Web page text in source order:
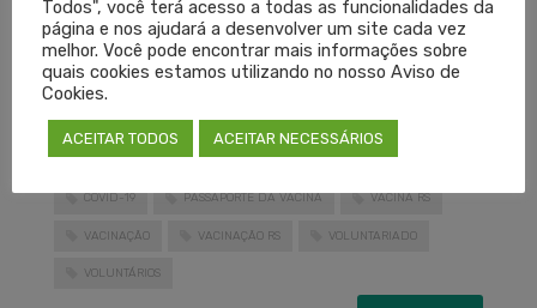
Dr. Carlos Isaia Filho
Presidente do Cremers
CARTEIRA DE VACINAÇÃO COMPROVANTE DE VACINAÇÃO
CONECTE SUS CONECTESUS COVID RS
COVID-19 PASSAPORTE DA VACINA VACINA RS
VACINAÇÃO VACINAÇÃO RS VOLUNTARIADO
VOLUNTÁRIOS
Todos", você terá acesso a todas as funcionalidades da
página e nos ajudará a desenvolver um site cada vez
melhor. Você pode encontrar mais informações sobre
quais cookies estamos utilizando no nosso Aviso de
Cookies.
ACEITAR TODOS ACEITAR NECESSÁRIOS